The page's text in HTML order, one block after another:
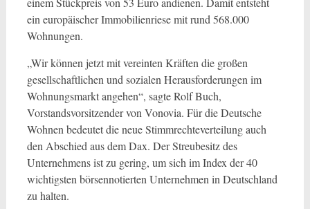
ein europäischer Immobilienriese mit rund 568.000
Wohnungen.
„Wir können jetzt mit vereinten Kräften die großen
gesellschaftlichen und sozialen Herausforderungen im
Wohnungsmarkt angehen“, sagte Rolf Buch,
Vorstandsvorsitzender von Vonovia. Für die Deutsche
Wohnen bedeutet die neue Stimmrechteverteilung auch
den Abschied aus dem Dax. Der Streubesitz des
Unternehmens ist zu gering, um sich im Index der 40
wichtigsten börsennotierten Unternehmen in Deutschland
zu halten.